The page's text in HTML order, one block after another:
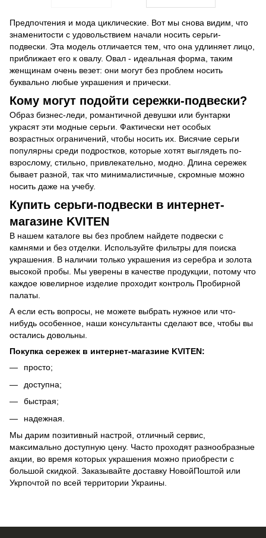
Предпочтения и мода циклические. Вот мы снова видим, что
знаменитости с удовольствием начали носить серьги-
подвески. Эта модель отличается тем, что она удлиняет лицо,
приближает его к овалу. Овал - идеальная форма, таким
женщинам очень везет: они могут без проблем носить
буквально любые украшения и прически.
Кому могут подойти сережки-подвески?
Образ бизнес-леди, романтичной девушки или бунтарки
украсят эти модные серьги. Фактически нет особых
возрастных ограничений, чтобы носить их. Висячие серьги
популярны среди подростков, которые хотят выглядеть по-
взрослому, стильно, привлекательно, модно. Длина сережек
бывает разной, так что минималистичные, скромные можно
носить даже на учебу.
Купить серьги-подвески в интернет-
магазине KVITEN
В нашем каталоге вы без проблем найдете подвески с
камнями и без отделки. Используйте фильтры для поиска
украшения. В наличии только украшения из серебра и золота
высокой пробы. Мы уверены в качестве продукции, потому что
каждое ювелирное изделие проходит контроль Пробирной
палаты.
А если есть вопросы, не можете выбрать нужное или что-
нибудь особенное, наши консультанты сделают все, чтобы вы
остались довольны.
Покупка сережек в интернет-магазине KVITEN:
просто;
доступна;
быстрая;
надежная.
Мы дарим позитивный настрой, отличный сервис,
максимально доступную цену. Часто проходят разнообразные
акции, во время которых украшения можно приобрести с
большой скидкой. Заказывайте доставку НовойПоштой или
Укрпочтой по всей территории Украины.